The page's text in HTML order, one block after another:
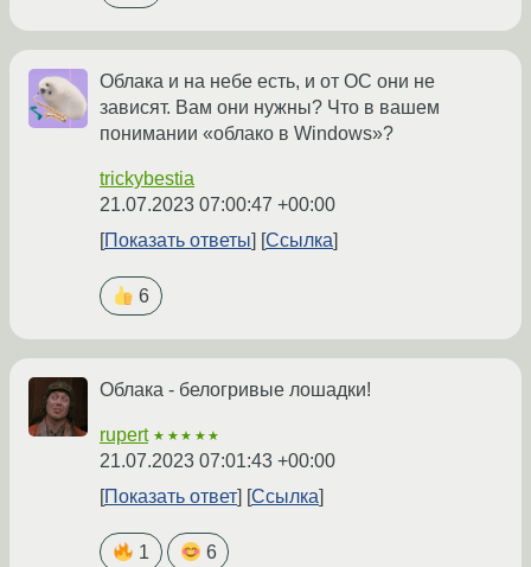
Облака и на небе есть, и от ОС они не
зависят. Вам они нужны? Что в вашем
понимании «облако в Windows»?
trickybestia
21.07.2023 07:00:47 +00:00
Показать ответы
Ссылка
6
Облака - белогривые лошадки!
rupert ★★★★★
21.07.2023 07:01:43 +00:00
Показать ответ
Ссылка
1 6